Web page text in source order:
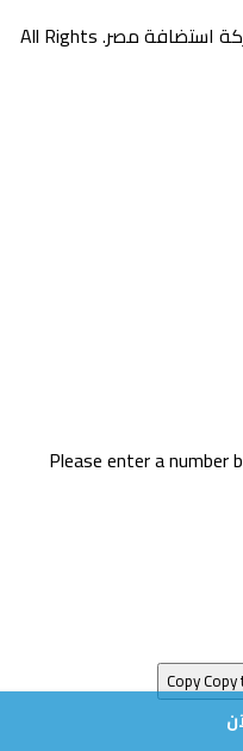
Copyright © 2026 EgyHosting - شركة استضافة مصر. All Rights
Please enter a